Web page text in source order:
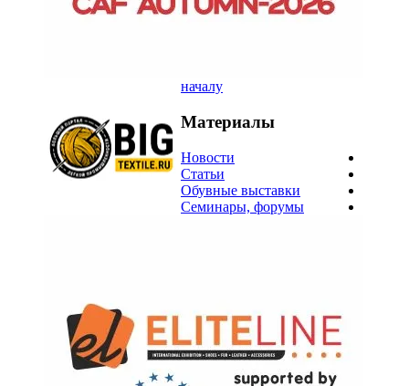
началу
Материалы
Новости
Статьи
Обувные выставки
Семинары, форумы